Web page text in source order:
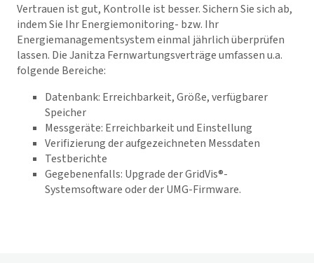
Vertrauen ist gut, Kontrolle ist besser. Sichern Sie sich ab,
indem Sie Ihr Energiemonitoring- bzw. Ihr
Energiemanagementsystem einmal jährlich überprüfen
lassen. Die Janitza Fernwartungsverträge umfassen u.a.
folgende Bereiche:
Datenbank: Erreichbarkeit, Größe, verfügbarer
Speicher
Messgeräte: Erreichbarkeit und Einstellung
Verifizierung der aufgezeichneten Messdaten
Testberichte
Gegebenenfalls: Upgrade der GridVis®-
Systemsoftware oder der UMG-Firmware.